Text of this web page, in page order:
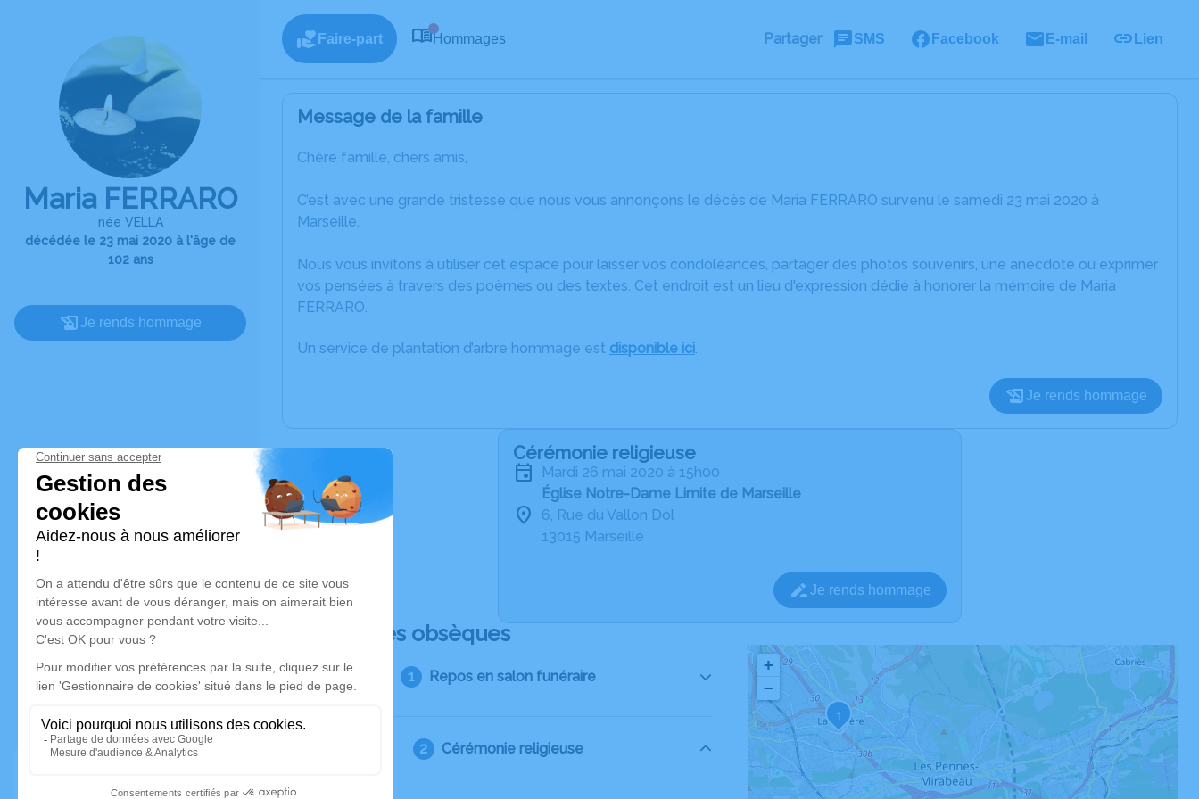
Maria FERRARO
née VELLA
décédée le 23 mai 2020 à l'âge de
102 ans
Je rends hommage
Faire-part Hommages Partager SMS Facebook E-mail Lien
Message de la famille
Chère famille, chers amis,
C’est avec une grande tristesse que nous vous annonçons le décès de Maria FERRARO survenu le samedi 23 mai 2020 à
Marseille.
Nous vous invitons à utiliser cet espace pour laisser vos condoléances, partager des photos souvenirs, une anecdote ou exprimer
vos pensées à travers des poèmes ou des textes. Cet endroit est un lieu d'expression dédié à honorer la mémoire de Maria
FERRARO.
Un service de plantation d’arbre hommage est disponible ici.
Je rends hommage
Cérémonie religieuse
mardi 26 mai 2020 à 15h00
Église Notre-Dame Limite de Marseille
6, Rue du Vallon Dol
13015 Marseille
Je rends hommage
Déroulé des obsèques
Repos en salon funéraire
Cérémonie religieuse
1
+
−